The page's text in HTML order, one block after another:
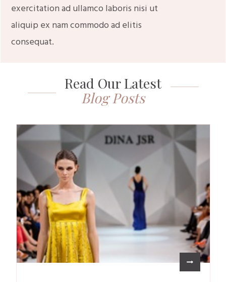
exercitation ad ullamco laboris nisi ut
aliquip ex nam commodo ad elitis
consequat.
Read Our Latest
Blog Posts